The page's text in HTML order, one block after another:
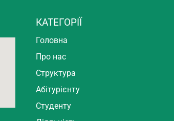
КАТЕГОРІЇ
Головна
Про нас
Структура
Абітурієнту
Студенту